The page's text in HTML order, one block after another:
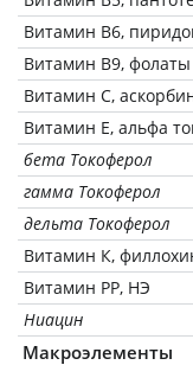
Витамин В6,
Витамин В9, фолаты
Витамин C,
Витамин Е, альфа
бета Токоферол
гамма Токоферол
дельта Токоферол
Витамин К,
Витамин РР, НЭ
Ниацин
Макроэлементы